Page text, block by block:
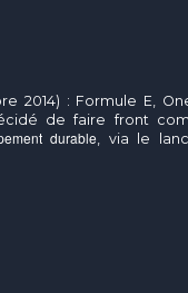
2014) : Formule E,
de faire front
durable, via le